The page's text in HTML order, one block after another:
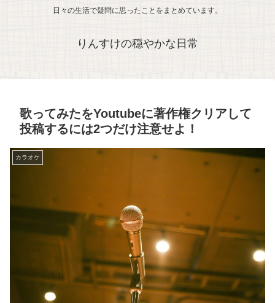
日々の生活で疑問に思ったことをまとめています。
りんすけの穏やかな日常
歌ってみたをYoutubeに著作権クリアして
投稿するには2つだけ注意せよ！
カラオケ